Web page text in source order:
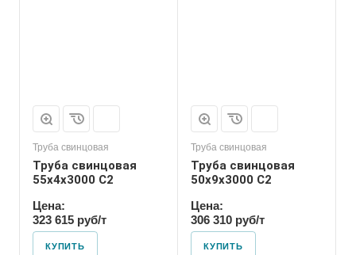
Труба свинцовая
Труба свинцовая
55x4x3000 С2
Цена:
323 615 руб/т
КУПИТЬ
Труба свинцовая
Труба свинцовая
50x9x3000 С2
Цена:
306 310 руб/т
КУПИТЬ